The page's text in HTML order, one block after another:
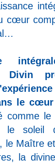
cœur
Divin
le
comme le
le soleil
le Maître
la